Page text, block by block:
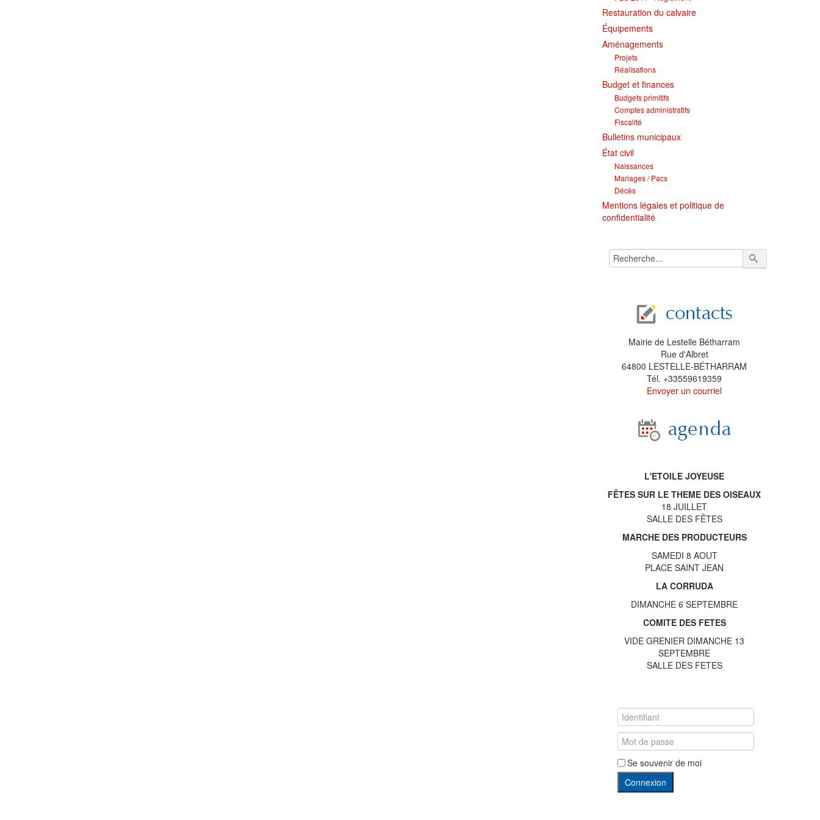
Restauration du calvaire
Équipements
Aménagements
Projets
Réalisations
Budget et finances
Budgets primitifs
Comptes administratifs
Fiscalité
Bulletins municipaux
État civil
Naissances
Mariages / Pacs
Décès
Mentions légales et politique de
confidentialité
Mairie de Lestelle Bétharram
Rue d'Albret
64800 LESTELLE-BÉTHARRAM
Tél. +33559619359
Envoyer un courriel
L'ETOILE JOYEUSE
FÊTES SUR LE THEME DES OISEAUX
18 JUILLET
SALLE DES FÊTES
MARCHE DES PRODUCTEURS
SAMEDI 8 AOUT
PLACE SAINT JEAN
LA CORRUDA
DIMANCHE 6 SEPTEMBRE
COMITE DES FETES
VIDE GRENIER DIMANCHE 13
SEPTEMBRE
SALLE DES FETES
Se souvenir de moi
Connexion